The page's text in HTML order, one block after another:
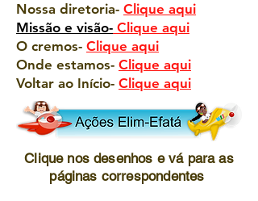
Nossa diretoria- Clique aqui
Missão e visão- Clique aqui
O cremos- Clique aqui
Onde estamos- Clique aqui
Voltar ao Início- Clique aqui
Clique nos desenhos e vá para as
páginas correspondentes